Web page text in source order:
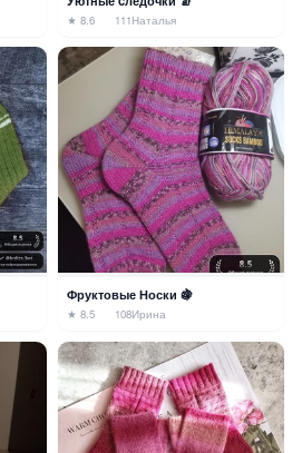
★ 8.6 111Наталья
Фруктовые Носки 🍇
★ 8.5 108Ирина